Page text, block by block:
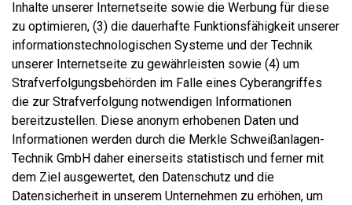
Inhalte unserer Internetseite sowie die Werbung für diese
zu optimieren, (3) die dauerhafte Funktionsfähigkeit unserer
informationstechnologischen Systeme und der Technik
unserer Internetseite zu gewährleisten sowie (4) um
Strafverfolgungsbehörden im Falle eines Cyberangriffes
die zur Strafverfolgung notwendigen Informationen
bereitzustellen. Diese anonym erhobenen Daten und
Informationen werden durch die Merkle Schweißanlagen-
Technik GmbH daher einerseits statistisch und ferner mit
dem Ziel ausgewertet, den Datenschutz und die
Datensicherheit in unserem Unternehmen zu erhöhen, um